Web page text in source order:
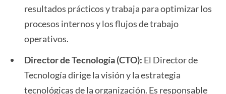
resultados prácticos y trabaja para optimizar los
procesos internos y los flujos de trabajo
operativos.
Director de Tecnología (CTO): El Director de
Tecnología dirige la visión y la estrategia
tecnológicas de la organización. Es responsable